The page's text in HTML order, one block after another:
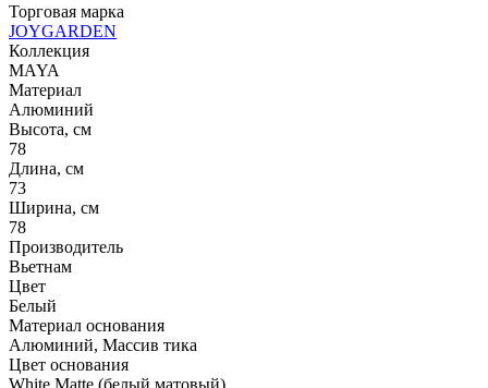
Торговая марка
JOYGARDEN
Коллекция
MAYA
Материал
Алюминий
Высота, см
78
Длина, см
73
Ширина, см
78
Производитель
Вьетнам
Цвет
Белый
Материал основания
Алюминий, Массив тика
Цвет основания
White Matte (белый матовый)